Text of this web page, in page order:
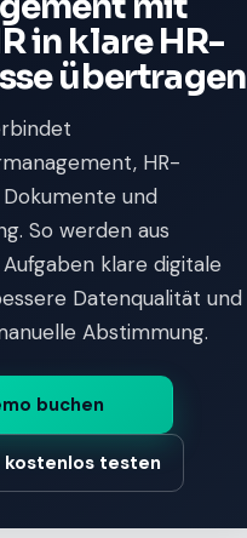
in klare HR-
übertragen
HR-
Dokumente und
So werden aus
klare digitale
Datenqualität und
Abstimmung.
buchen
kostenlos testen